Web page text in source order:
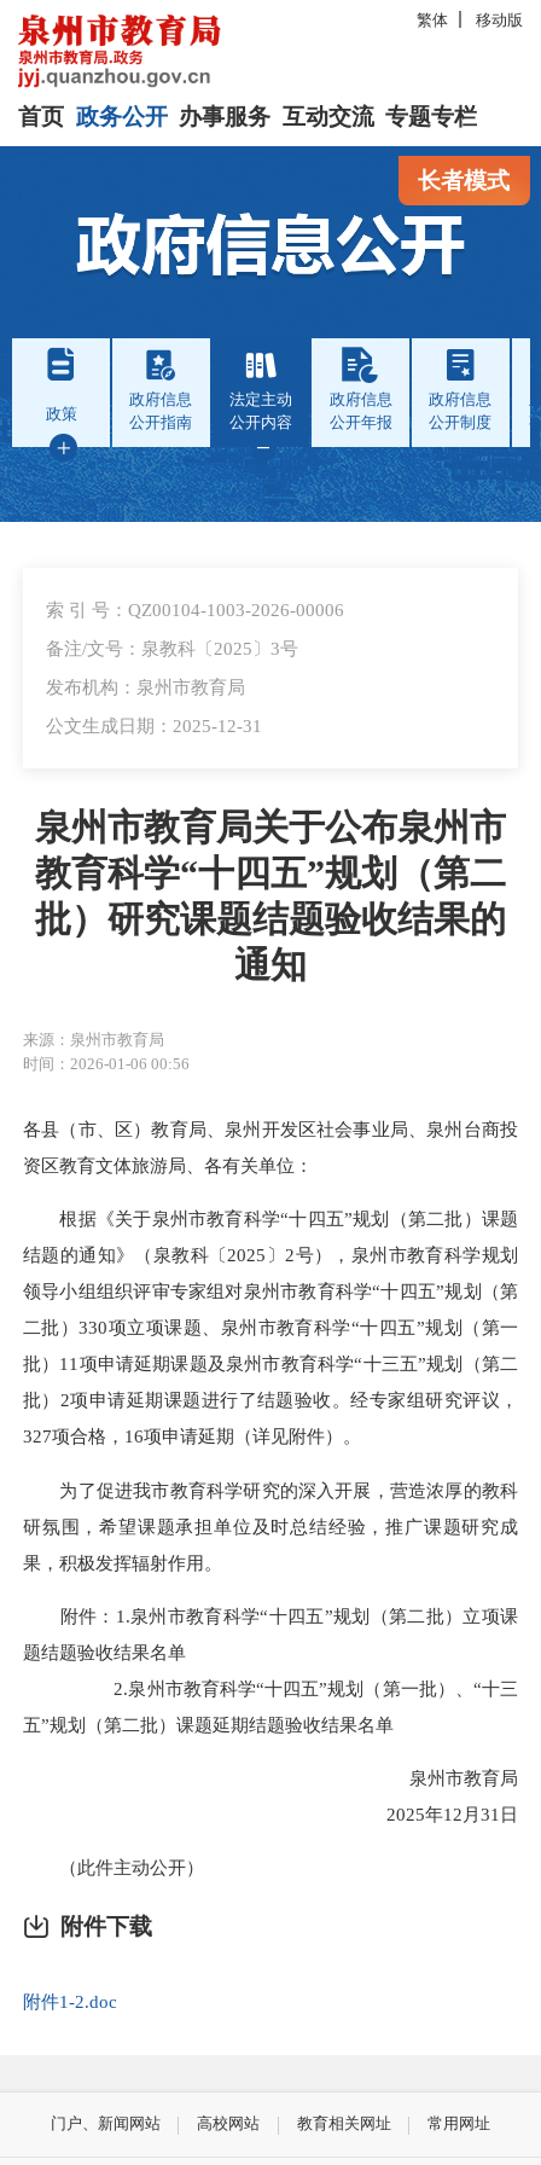
繁体 移动版
首页 政务公开 办事服务 互动交流 专题专栏
长者模式
政策
政府信息
公开指南
法定主动
公开内容
政府信息
公开年报
政府信息
公开制度
索 引 号：QZ00104-1003-2026-00006
备注/文号：泉教科〔2025〕3号
发布机构：泉州市教育局
公文生成日期：2025-12-31
泉州市教育局关于公布泉州市
教育科学“十四五”规划（第二
批）研究课题结题验收结果的
通知
来源：泉州市教育局
时间：2026-01-06 00:56
各县（市、区）教育局、泉州开发区社会事业局、泉州台商投
资区教育文体旅游局、各有关单位：
根据《关于泉州市教育科学“十四五”规划（第二批）课题
结题的通知》（泉教科〔2025〕2号），泉州市教育科学规划
领导小组组织评审专家组对泉州市教育科学“十四五”规划（第
二批）330项立项课题、泉州市教育科学“十四五”规划（第一
批）11项申请延期课题及泉州市教育科学“十三五”规划（第二
批）2项申请延期课题进行了结题验收。经专家组研究评议，
327项合格，16项申请延期（详见附件）。
为了促进我市教育科学研究的深入开展，营造浓厚的教科
研氛围，希望课题承担单位及时总结经验，推广课题研究成
果，积极发挥辐射作用。
附件：1.泉州市教育科学“十四五”规划（第二批）立项课
题结题验收结果名单
2.泉州市教育科学“十四五”规划（第一批）、“十三
五”规划（第二批）课题延期结题验收结果名单
泉州市教育局
2025年12月31日
（此件主动公开）
附件下载
附件1-2.doc
门户、新闻网站 高校网站 教育相关网址 常用网址